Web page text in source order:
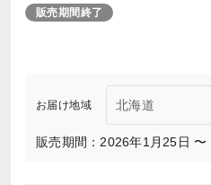
販売期間終了
お届け地域
販売期間：2026年1月25日 〜